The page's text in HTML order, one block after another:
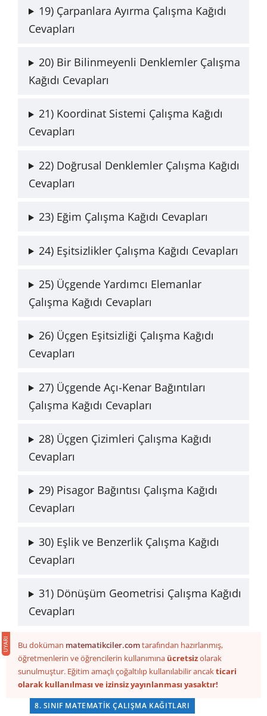
19) Çarpanlara Ayırma Çalışma Kağıdı
Cevapları
20) Bir Bilinmeyenli Denklemler Çalışma
Kağıdı Cevapları
21) Koordinat Sistemi Çalışma Kağıdı
Cevapları
22) Doğrusal Denklemler Çalışma Kağıdı
Cevapları
23) Eğim Çalışma Kağıdı Cevapları
24) Eşitsizlikler Çalışma Kağıdı Cevapları
25) Üçgende Yardımcı Elemanlar
Çalışma Kağıdı Cevapları
26) Üçgen Eşitsizliği Çalışma Kağıdı
Cevapları
27) Üçgende Açı-Kenar Bağıntıları
Çalışma Kağıdı Cevapları
28) Üçgen Çizimleri Çalışma Kağıdı
Cevapları
29) Pisagor Bağıntısı Çalışma Kağıdı
Cevapları
30) Eşlik ve Benzerlik Çalışma Kağıdı
Cevapları
31) Dönüşüm Geometrisi Çalışma Kağıdı
Cevapları
Bu doküman matematikciler.comtarafından hazırlanmış,
öğretmenlerin ve öğrencilerin kullanımına ücretsizolarak
sunulmuştur. Eğitim amaçlı çoğaltılıp kullanılabilir ancakticari
olarak kullanılması ve izinsiz yayınlanması yasaktır!
8. SINIF MATEMATIK ÇALIŞMA KAĞITLARI